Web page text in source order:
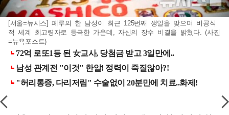
[서울=뉴시스] 페루의 한 남성이 최근 125번째 생일을 맞으며 비공식
적 세계 최고령자로 등극한 가운데, 자신의 장수 비결을 밝혔다. (사진
=뉴욕포스트)